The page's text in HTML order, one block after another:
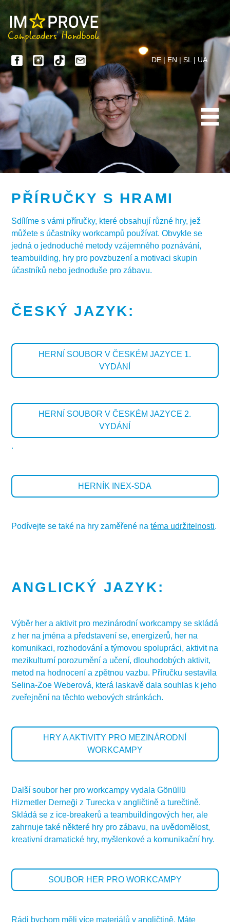
DE | EN |SL | UA
PŘÍRUČKY S HRAMI
Sdílíme s vámi příručky, které obsahují různé hry, jež
můžete s účastníky workcampů používat. Obvykle se
jedná o jednoduché metody vzájemného poznávání,
teambuilding, hry pro povzbuzení a motivaci skupin
účastníků nebo jednoduše pro zábavu.
ČESKÝ JAZYK:
HERNÍ SOUBOR V ČESKÉM JAZYCE 1.
VYDÁNÍ
HERNÍ SOUBOR V ČESKÉM JAZYCE 2.
VYDÁNÍ
.
HERNÍK INEX-SDA
Podívejte se také na hry zaměřené natéma udržitelnosti.
ANGLICKÝ JAZYK:
Výběr her a aktivit pro mezinárodní workcampy se skládá
z her na jména a představení se, energizerů, her na
komunikaci, rozhodování a týmovou spolupráci, aktivit na
mezikulturní porozumění a učení, dlouhodobých aktivit,
metod na hodnocení a zpětnou vazbu. Příručku sestavila
Selina-Zoe Weberová, která laskavě dala souhlas k jeho
zveřejnění na těchto webových stránkách.
HRY A AKTIVITY PRO MEZINÁRODNÍ
WORKCAMPY
Další soubor her pro workcampy vydala Gönüllü
Hizmetler Derneği z Turecka v angličtině a turečtině.
Skládá se z ice-breakerů a teambuildingových her, ale
zahrnuje také některé hry pro zábavu, na uvědomělost,
kreativní dramatické hry, myšlenkové a komunikační hry.
SOUBOR HER PRO WORKCAMPY
Rádi bychom měli více materiálů v angličtině. Máte